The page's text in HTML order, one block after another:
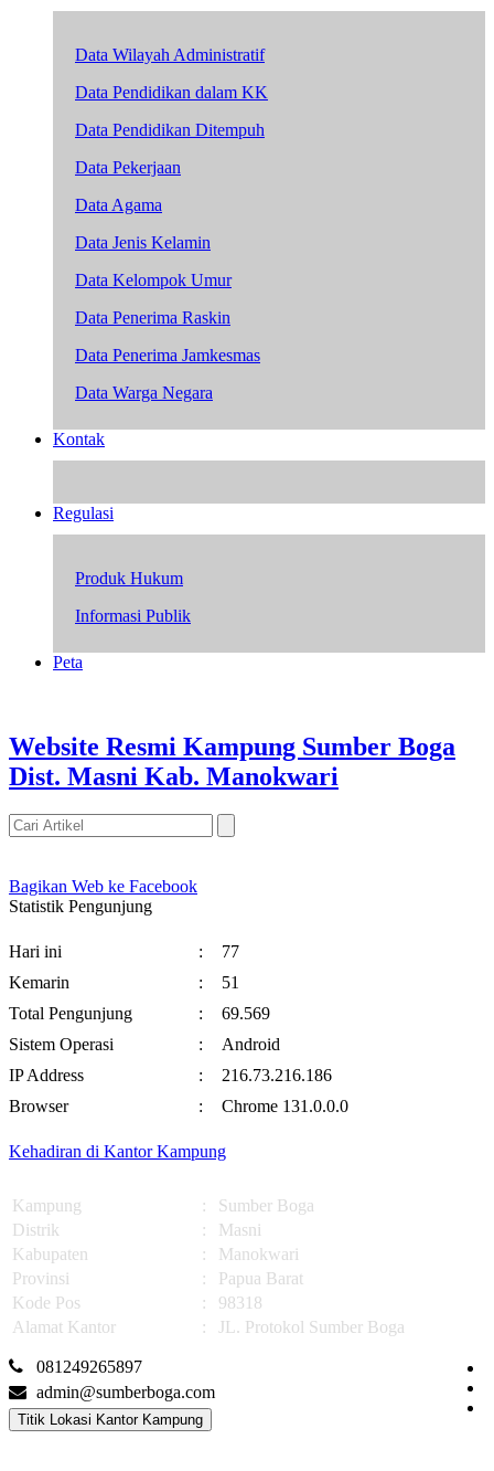
Data Wilayah Administratif
Data Pendidikan dalam KK
Data Pendidikan Ditempuh
Data Pekerjaan
Data Agama
Data Jenis Kelamin
Data Kelompok Umur
Data Penerima Raskin
Data Penerima Jamkesmas
Data Warga Negara
Kontak
Regulasi
Produk Hukum
Informasi Publik
Peta
Website Resmi Kampung Sumber Boga
Dist. Masni Kab. Manokwari
Bagikan Web ke Facebook
Statistik Pengunjung
Hari ini :
77
Kemarin
:
51
Total Pengunjung
:
69.569
Sistem Operasi
:
Android
IP Address
:
216.73.216.186
Browser
: Chrome 131.0.0.0
Kehadiran di Kantor Kampung
Kampung :
Sumber Boga
Distrik
:
Masni
Kabupaten
:
Manokwari
Provinsi
:
Papua Barat
Kode Pos
:
98318
Alamat Kantor
: JL. Protokol Sumber Boga
081249265897
admin@sumberboga.com
Titik Lokasi Kantor Kampung